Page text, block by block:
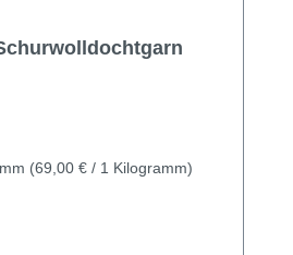
(69,00 € / 1 Kilogramm)